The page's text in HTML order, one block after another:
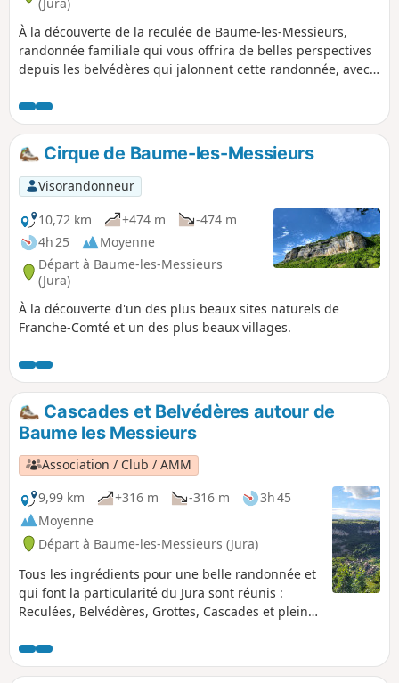
À la découverte de la reculée de Baume-les-Messieurs,
randonnée familiale qui vous offrira de belles perspectives
depuis les belvédères qui jalonnent cette randonnée, avec
Baume. À voir également, la cascade des Tuffes.
Cirque de Baume-les-Messieurs
Visorandonneur
10,72 km
+474 m
-474 m
4h 25
Moyenne
Départ à Baume-les-Messieurs
(Jura)
À la découverte d'un des plus beaux sites naturels de
Franche-Comté et un des plus beaux villages.
Cascades et Belvédères autour de
Baume les Messieurs
Association / Club / AMM
9,99 km
+316 m -316 m
3h 45
Moyenne
Départ à Baume-les-Messieurs (Jura)
Tous les ingrédients pour une belle randonnée et
qui font la particularité du Jura sont réunis :
Reculées, Belvédères, Grottes, Cascades et pleine